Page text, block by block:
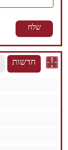
חדשות